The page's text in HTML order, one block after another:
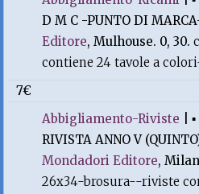
D M C -PUNTO DI
Editore, Mulhouse. 0, 30.
contiene 24 tavole a
7€
Abbigliamento-Riviste |▪
RIVISTA ANNO V
Mondadori Editore,
26x34-brosura--riviste